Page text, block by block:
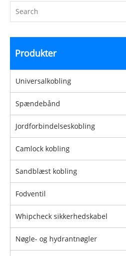
Produkter
Universalkobling
Spændebånd
Jordforbindelseskobling
Camlock kobling
Sandblæst kobling
Fodventil
Whipcheck sikkerhedskabel
Nøgle- og hydrantnøgler